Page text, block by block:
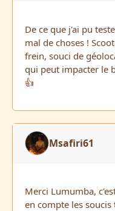
De ce que j'ai pu
mal de choses !
frein, souci de
qui peut impacter le
👍
Msafiri61
Merci Lumumba,
en compte les soucis